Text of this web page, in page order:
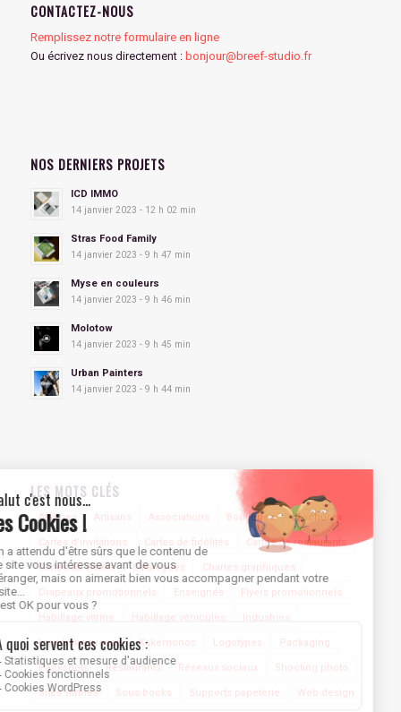
CONTACTEZ-NOUS
Remplissez notre formulaire en ligne
Ou écrivez nous directement : bonjour@breef-studio.fr
NOS DERNIERS PROJETS
ICD IMMO
14 janvier 2023 - 12 h 02 min
Stras Food Family
14 janvier 2023 - 9 h 47 min
Myse en couleurs
14 janvier 2023 - 9 h 46 min
Molotow
14 janvier 2023 - 9 h 45 min
Urban Painters
14 janvier 2023 - 9 h 44 min
LES MOTS CLÉS
Affiches Artisans Associations Boutiques Brochures
Cartes d'invitations Cartes de fidélités Cartes de restaurants
Cartes de visites Catalogues Chartes graphiques
Drapeaux promotionnels Enseignes Flyers promotionnels
Habillage vitrine Habillage véhicules Industries
Insertions presse Kakémonos Logotypes Packaging
Packshots Restaurants Réseaux sociaux Shooting photo
Sites vitrines Sous-bocks Supports papeterie Web design